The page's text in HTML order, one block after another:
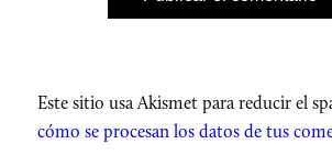
Este sitio usa Akismet para reducir el
cómo se procesan los datos de tus